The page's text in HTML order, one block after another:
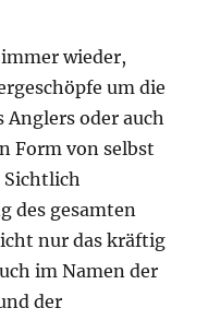
wieder,
um die
Anglers oder auch
Form von selbst
Sichtlich
des gesamten
nur das kräftig
im Namen der
der